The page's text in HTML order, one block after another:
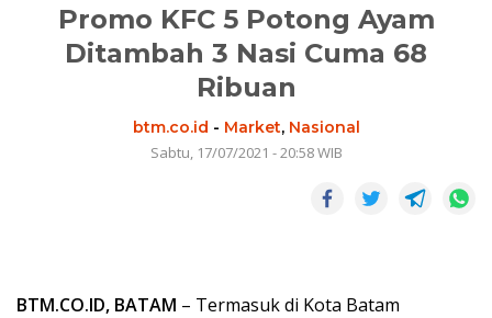
Promo KFC 5 Potong Ayam
Ditambah 3 Nasi Cuma 68
Ribuan
btm.co.id - Market, Nasional
Sabtu, 17/07/2021 - 20:58 WIB
BTM.CO.ID, BATAM – Termasuk di Kota Batam